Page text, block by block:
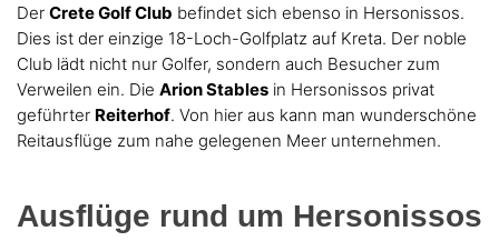
Der Crete Golf Club befindet sich ebenso in Hersonissos.
Dies ist der einzige 18-Loch-Golfplatz auf Kreta. Der noble
Club lädt nicht nur Golfer, sondern auch Besucher zum
Verweilen ein. Die Arion Stables in Hersonissos privat
geführter Reiterhof. Von hier aus kann man wunderschöne
Reitausflüge zum nahe gelegenen Meer unternehmen.
Ausflüge rund um Hersonissos